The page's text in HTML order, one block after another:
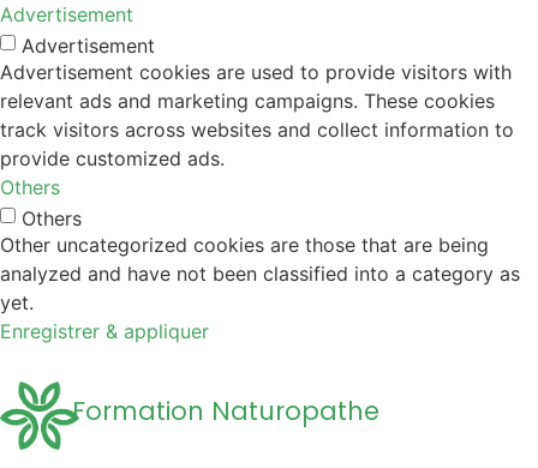
Advertisement
Advertisement
Advertisement cookies are used to provide visitors with
relevant ads and marketing campaigns. These cookies
track visitors across websites and collect information to
provide customized ads.
Others
Others
Other uncategorized cookies are those that are being
analyzed and have not been classified into a category as
yet.
Enregistrer & appliquer
Formation Naturopathe